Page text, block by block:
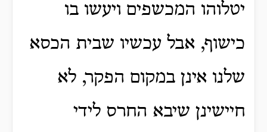
יטלוהו המכשפים ויעשו בו
כישוף, אבל עכשיו שבית הכסא
שלנו אינן במקום הפקר, לא
חיישינן שיבא החרס לידי